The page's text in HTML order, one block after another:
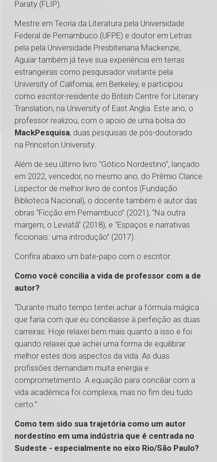
Paraty (FLIP).
Mestre em Teoria da Literatura pela Universidade
Federal de Pernambuco (UFPE) e doutor em Letras
pela pela Universidade Presbiteriana Mackenzie,
Aguiar também já teve sua experiência em terras
estrangeiras como pesquisador visitante pela
University of California, em Berkeley, e participou
como escritor-residente do British Centre for Literary
Translation, na University of East Anglia. Este ano, o
professor realizou, com o apoio de uma bolsa do
MackPesquisa, duas pesquisas de pós-doutorado
na Princeton University.
Além de seu último livro "Gótico Nordestino", lançado
em 2022, vencedor, no mesmo ano, do Prêmio Clarice
Lispector de melhor livro de contos (Fundação
Biblioteca Nacional), o docente também é autor das
obras “Ficção em Pernambuco” (2021), “Na outra
margem, o Leviatã” (2018), e "Espaços e narrativas
ficcionais: uma introdução” (2017).
Confira abaixo um bate-papo com o escritor:
Como você concilia a vida de professor com a de
autor?
“Durante muito tempo tentei achar a fórmula mágica
que faria com que eu conciliasse à perfeição as duas
carreiras. Hoje relaxei bem mais quanto a isso e foi
quando relaxei que achei uma forma de equilibrar
melhor estes dois aspectos da vida. As duas
profissões demandam muita energia e
comprometimento. A equação para conciliar com a
vida acadêmica foi complexa, mas no fim deu tudo
certo.”
Como tem sido sua trajetória como um autor
nordestino em uma indústria que é centrada no
Sudeste - especialmente no eixo Rio/São Paulo?